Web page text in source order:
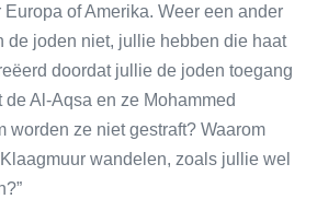
Europa of Amerika. Weer een ander
de joden niet, jullie hebben die haat
doordat jullie de joden toegang
de Al-Aqsa en ze Mohammed
worden ze niet gestraft? Waarom
wandelen, zoals jullie wel